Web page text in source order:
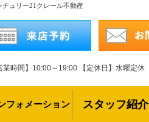
ュリー21クレール不動産
業時間】10:00～19:00 【定休日】水曜定休
フォメーション スタッフ紹介